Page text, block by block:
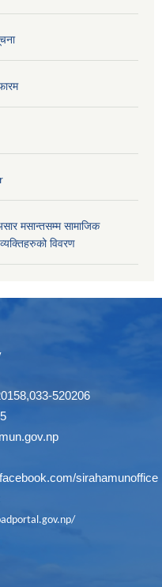
मसान्तसम्म सामाजिक
व्यक्तिहरुको विवरण
520206
sirahamunoffice